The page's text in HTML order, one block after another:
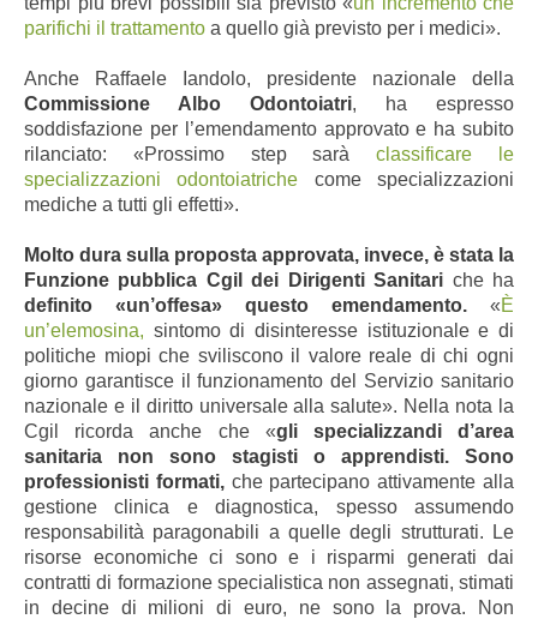
parifichi il trattamento a quello già previsto per i medici».
Anche Raffaele Iandolo, presidente nazionale della
Commissione Albo Odontoiatri, ha espresso
soddisfazione per l’emendamento approvato e ha subito
rilanciato: «Prossimo step saràclassificare le
specializzazioni odontoiatriche come specializzazioni
mediche a tutti gli effetti».
Molto dura sulla proposta approvata, invece, è stata la
Funzione pubblica Cgil dei Dirigenti Sanitari che ha
definito «un’offesa» questo emendamento. «È
un’elemosina, sintomo di disinteresse istituzionale e di
politiche miopi che sviliscono il valore reale di chi ogni
giorno garantisce il funzionamento del Servizio sanitario
nazionale e il diritto universale alla salute». Nella nota la
Cgil ricorda anche che «gli specializzandi d’area
sanitaria non sono stagisti o apprendisti. Sono
professionisti formati,che partecipano attivamente alla
gestione clinica e diagnostica, spesso assumendo
responsabilità paragonabili a quelle degli strutturati. Le
risorse economiche ci sono e i risparmi generati dai
contratti di formazione specialistica non assegnati, stimati
in decine di milioni di euro, ne sono la prova. Non